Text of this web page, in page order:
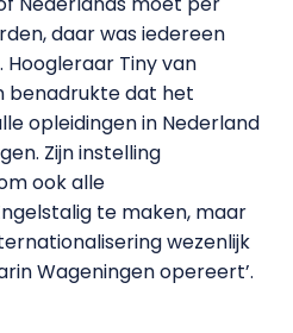
daar was iedereen
Hoogleraar Tiny van
benadrukte dat het
opleidingen in Nederland
Zijn instelling
ook alle
te maken, maar
wezenlijk
Wageningen opereert’.